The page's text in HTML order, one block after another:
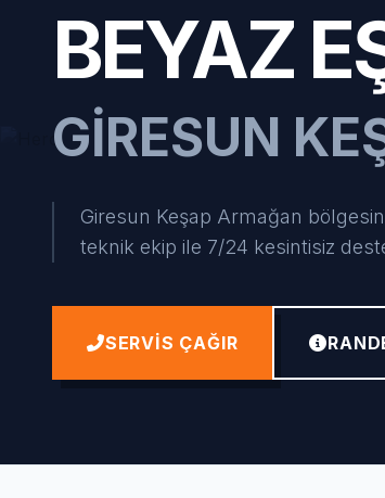
BEYAZ
GIRESUN
Giresun Keşap Armağan
teknik ekip ile 7/24 kesintisiz
SERVIS ÇAĞIR